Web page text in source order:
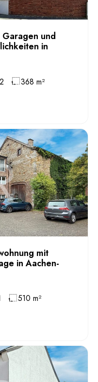
und
in
2
368 m²
mit
in Aachen-
510 m²